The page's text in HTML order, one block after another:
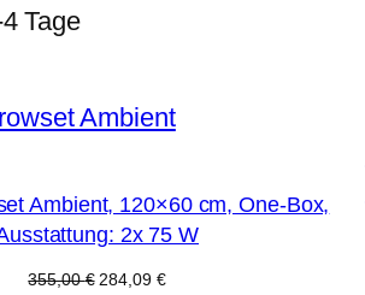
Tage
Ambient, 120×60 cm, One-Box,
2x 75 W
355,00€ Ursprünglicher
284,09 €Aktueller